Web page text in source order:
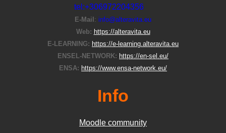
tel:+306972204356
E-Μail : info@alteravita.eu
Web: https://alteravita.eu
E-LEARNING: https://e-learning.alteravita.eu
ENSEL-NETWORK: https://en-sel.eu/
ENSA: https://www.ensa-network.eu/
Info
Moodle community